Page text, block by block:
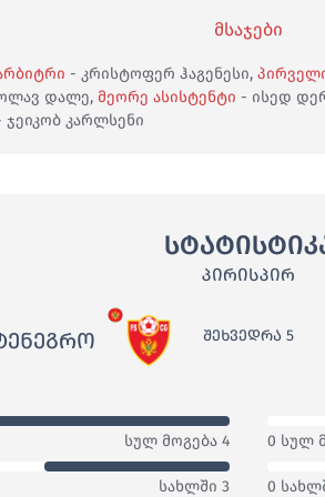
მსაჯები
- კრისტოფერ ჰაგენესი,
დალე, მეორე ასისტენტი - ისედ
ჯეიკობ კარლსენი
ᲞᲘᲠᲘᲡᲞᲘᲠ
ᲨᲔᲮᲕᲔᲓᲠᲐ 5
სულ მოგება 4 0 სულ
სახლში 3 0